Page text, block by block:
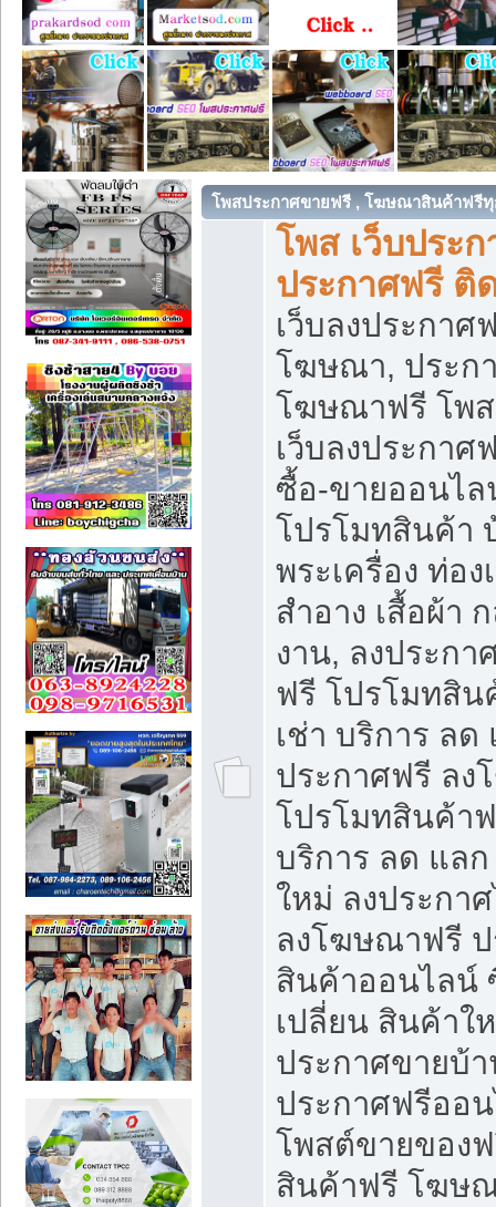
โพสประกาศขายฟรี , โฆษณาสินค้าฟรี
โพส เว็บประก
ประกาศฟรี ติ
เว็บลงประกา
โฆษณา, ประก
โฆษณาฟรี โพส
เว็บลงประกา
ซื้อ-ขายออนไล
โปรโมทสินค้า
พระเครื่อง ท่อง
สำอาง เสื้อผ้า
งาน, ลงประก
ฟรี โปรโมทสิ
เช่า บริการ ลด
ประกาศฟรี ล
โปรโมทสินค้า
บริการ ลด แล
ใหม่ ลงประกา
ลงโฆษณาฟรี
สินค้าออนไลน์
เปลี่ยน สินค้าใ
ประกาศขายบ้
ประกาศฟรีออ
โพสต์ขายของ
สินค้าฟรี โฆษ